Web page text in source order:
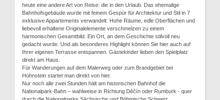
heute eine andere Art von Reise: die in den Urlaub. Das ehemalige
Bahnhofsgebäude wurde mit feinem Gespür für Architektur und Stil in 7
exklusive Appartements verwandelt. Hohe Räume, edle Oberflächen und
liebevoll erhaltene Originalelemente verschmelzen zu einem
harmonischen Gesamtbild. Ein Ort, an dem Geschichte stilvoll neu
gedacht wurde. Und als besonderes Highlight können Sie hier auch auf
Ihrer eigenen Terrasse entspannen. Gästekinder lieben den Spielplatz
direkt am Haus.
Für Wanderungen auf dem Malerweg oder zum Brandgebiet bei
Hohnstein startet man direkt von hier.
Nur noch alle zwei Stunden hält am historischen Bahnhof die
Nationalpark-Bahn – wahlweise in Richtung Děčín oder Rumburk - quer